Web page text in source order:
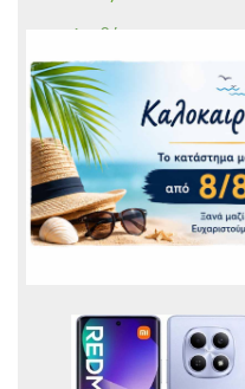
Διαθέσιμο για
παραγγελία
Προσθήκη στο καλάθι
Add to wishlist
Αποστολή σε 1 - 3
ημέρες